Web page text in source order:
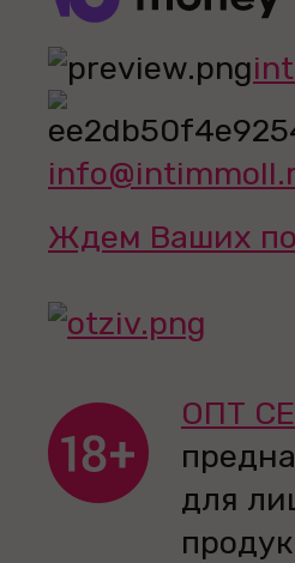
Ждем Ваших
ОПТ
для